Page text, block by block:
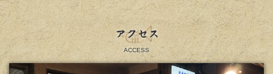
アクセス
ACCESS